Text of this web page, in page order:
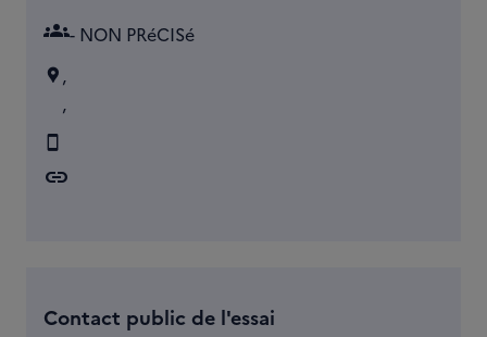
groups- NON PRéCISé
,
,
link
Contact public de l'essai